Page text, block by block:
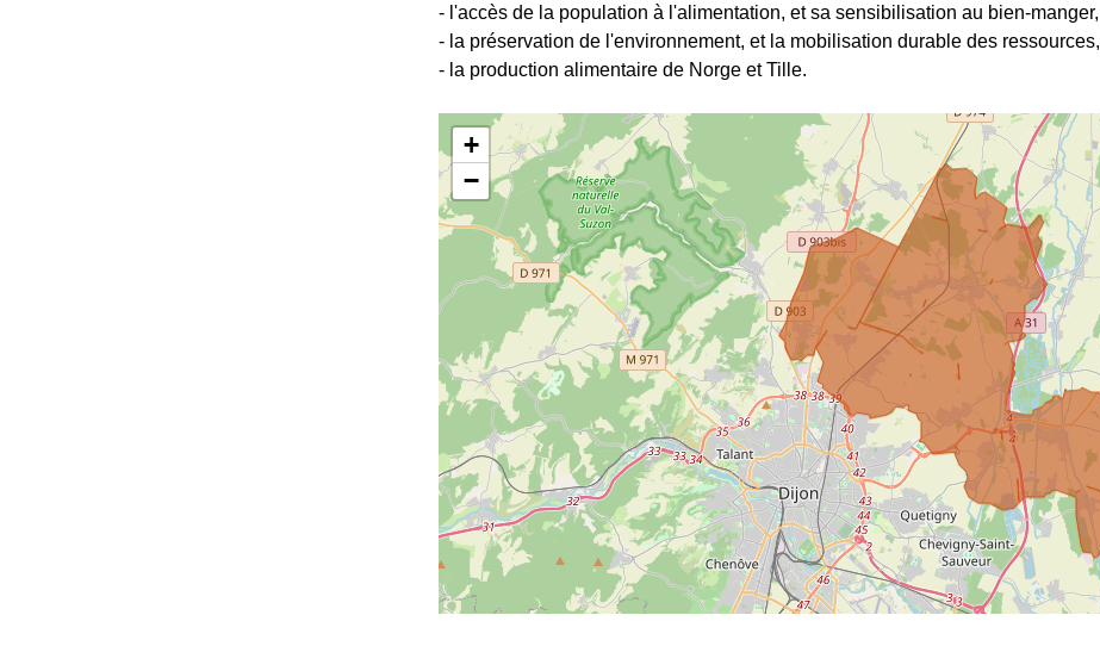
- l'accès de la population à l'alimentation, et sa sensibilisation au bien-manger,
- la préservation de l'environnement, et la mobilisation durable des ressources,
- la production alimentaire de Norge et Tille.
+
−